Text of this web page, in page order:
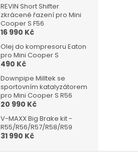
REVIN Short Shifter
zkrácené řazení pro Mini
Cooper S F56
16 990 Kč
Olej do kompresoru Eaton
pro Mini Cooper S
490 Kč
Downpipe Milltek se
sportovním katalyzátorem
pro Mini Cooper S R56
20 990 Kč
V-MAXX Big Brake kit -
R55/R56/R57/R58/R59
31 990 Kč